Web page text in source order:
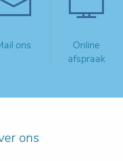
ons
Online
afspraak
ons